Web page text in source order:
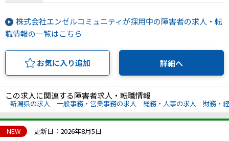
株式会社エンゼルコミュニティが採用中の障害者の求人・転
職情報の一覧はこちら
お気に入り追加 詳細へ
この求人に関連する障害者求人・転職情報
新潟県の求人 一般事務・営業事務の求人 総務・人事の求人 財務・
NEW 更新日：2026年8月5日